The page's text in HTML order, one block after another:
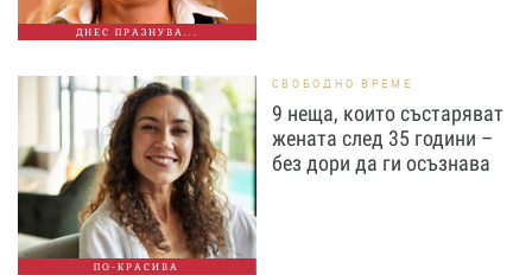
ДНЕС ПРАЗНУВА...
ПО-КРАСИВА
СВОБОДНО ВРЕМЕ
9 неща, които състаряват
жената след 35 години –
без дори да ги осъзнава